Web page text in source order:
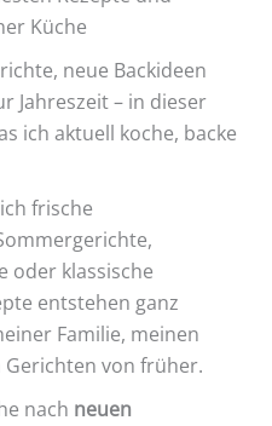
Küche
neue Backideen
Jahreszeit – in dieser
ich aktuell koche, backe
frische
oder klassische
entstehen ganz
Familie, meinen
von früher.
nach neuen